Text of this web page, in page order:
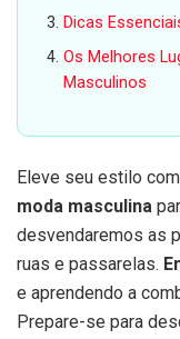
Dicas
Os Melhores
Masculinos
Eleve seu estilo
moda masculina
desvendaremos as
ruas e passarelas.
e aprendendo a
Prepare-se para